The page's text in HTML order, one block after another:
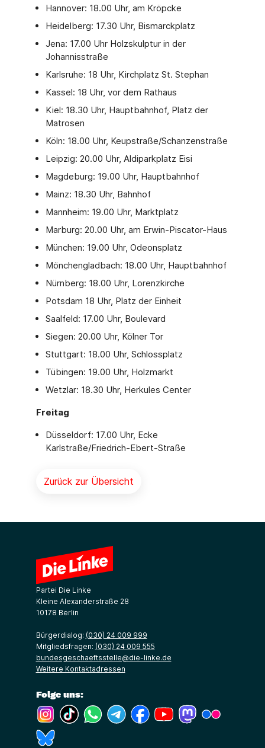
Hannover: 18.00 Uhr, am Kröpcke
Heidelberg: 17.30 Uhr, Bismarckplatz
Jena: 17.00 Uhr Holzskulptur in der
Johannisstraße
Karlsruhe: 18 Uhr, Kirchplatz St. Stephan
Kassel: 18 Uhr, vor dem Rathaus
Kiel: 18.30 Uhr, Hauptbahnhof, Platz der
Matrosen
Köln: 18.00 Uhr, Keupstraße/Schanzenstraße
Leipzig: 20.00 Uhr, Aldiparkplatz Eisi
Magdeburg: 19.00 Uhr, Hauptbahnhof
Mainz: 18.30 Uhr, Bahnhof
Mannheim: 19.00 Uhr, Marktplatz
Marburg: 20.00 Uhr, am Erwin-Piscator-Haus
München: 19.00 Uhr, Odeonsplatz
Mönchengladbach: 18.00 Uhr, Hauptbahnhof
Nürnberg: 18.00 Uhr, Lorenzkirche
Potsdam 18 Uhr, Platz der Einheit
Saalfeld: 17.00 Uhr, Boulevard
Siegen: 20.00 Uhr, Kölner Tor
Stuttgart: 18.00 Uhr, Schlossplatz
Tübingen: 19.00 Uhr, Holzmarkt
Wetzlar: 18.30 Uhr, Herkules Center
Freitag
Düsseldorf: 17.00 Uhr, Ecke
Karlstraße/Friedrich-Ebert-Straße
Zurück zur Übersicht
Partei Die Linke
Kleine Alexanderstraße 28
10178 Berlin
Bürgerdialog: (030) 24 009 999
Mitgliedsfragen: (030) 24 009 555
bundesgeschaeftsstelle@die-linke.de
Weitere Kontaktadressen
Folge uns:
(Link öffnet ein neues Fenster)
(Link öffnet ein neues Fenster)
(Link öffnet ein neues Fenster)
(Link öffnet ein neues Fenster)
(Link öffnet ein neues Fenster)
(Link öffnet ein neues
(Link öffnet ein